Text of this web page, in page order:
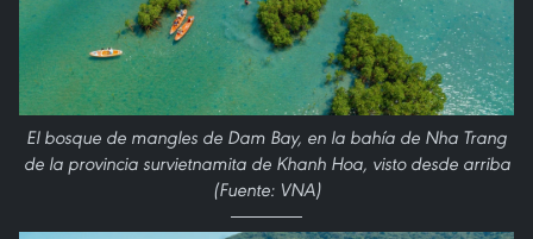
El bosque de mangles de Dam Bay, en la bahía de Nha Trang
de la provincia survietnamita de Khanh Hoa, visto desde arriba
(Fuente: VNA)